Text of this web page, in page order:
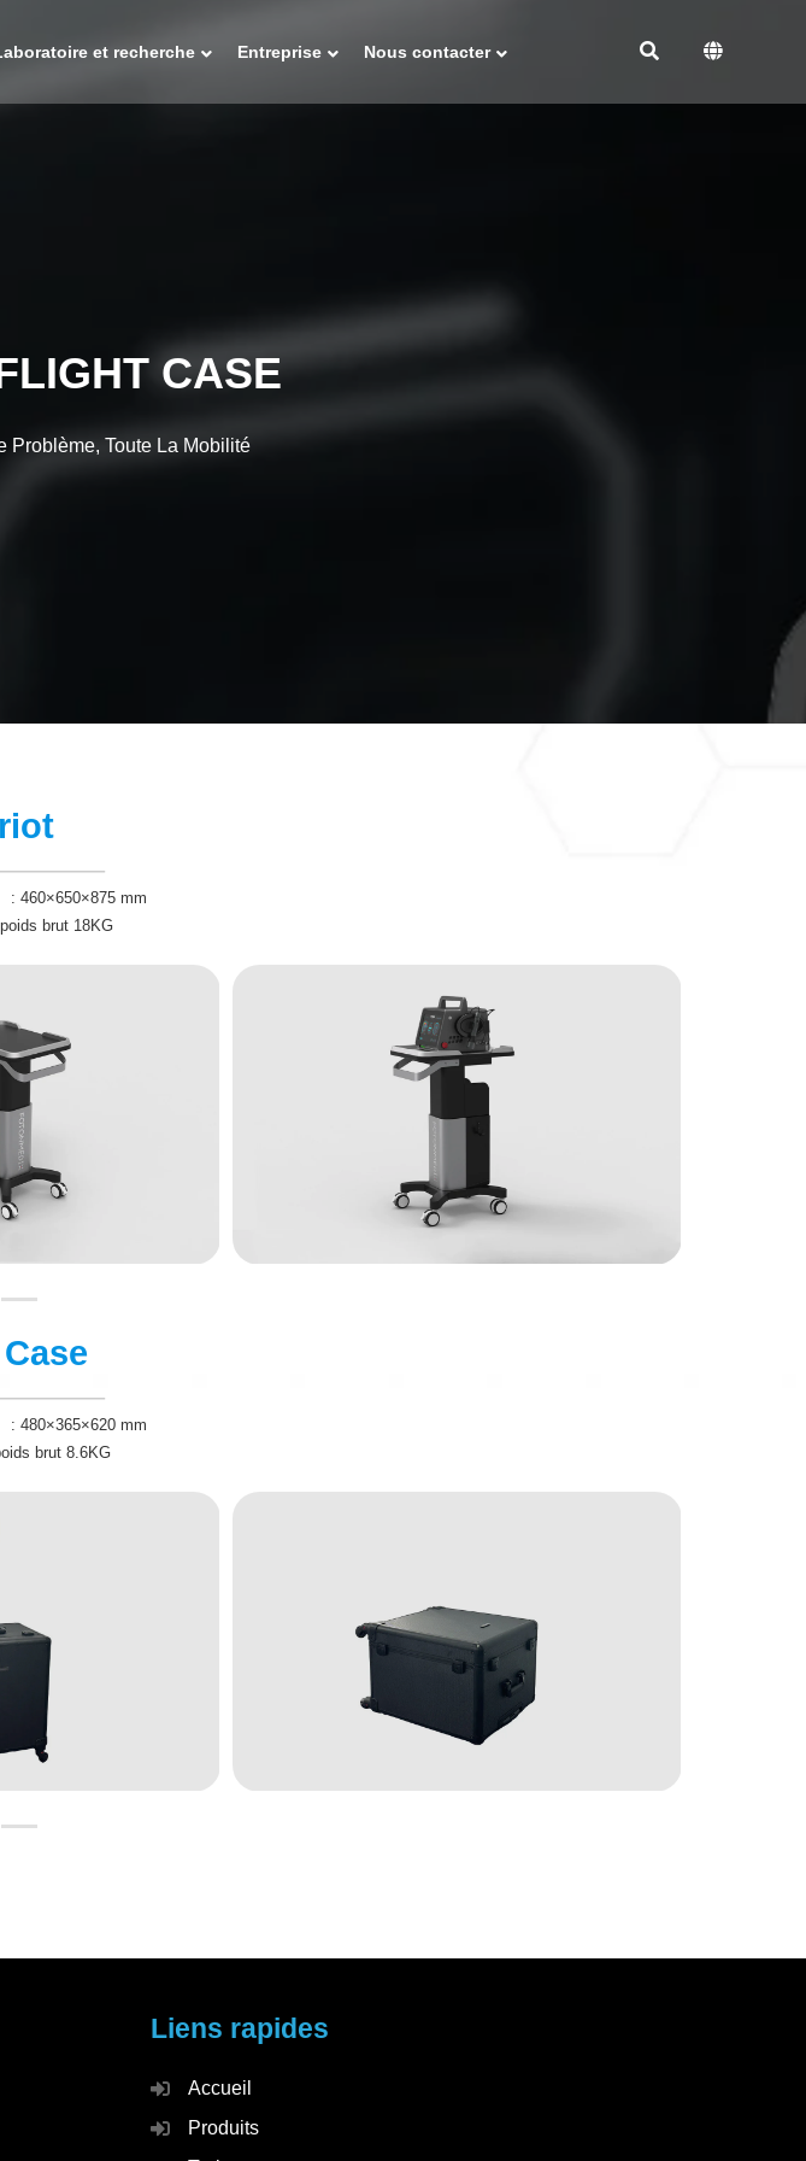
et recherche Entreprise Nous contacter
CASE
Problème, Toute La Mobilité
: 460×650×875 mm
brut 18KG
: 480×365×620 mm
brut 8.6KG
Liens rapides
Accueil
Produits